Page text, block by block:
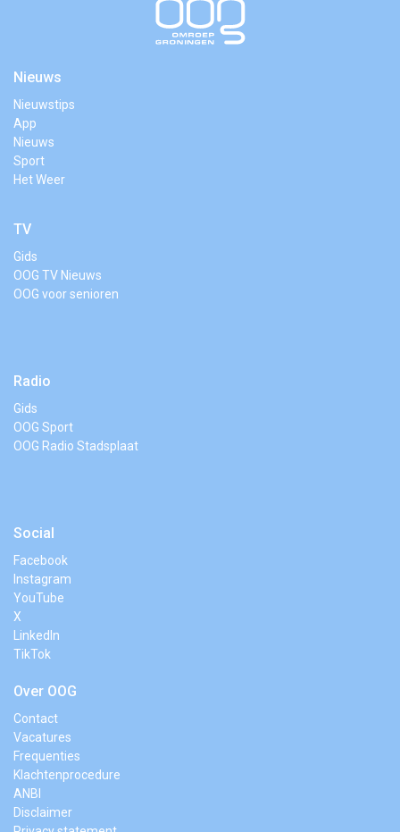
Nieuws
Nieuwstips
App
Nieuws
Sport
Het Weer
TV
Gids
OOG TV Nieuws
OOG voor senioren
Radio
Gids
OOG Sport
OOG Radio Stadsplaat
Social
Facebook
Instagram
YouTube
X
LinkedIn
TikTok
Over OOG
Contact
Vacatures
Frequenties
Klachtenprocedure
ANBI
Disclaimer